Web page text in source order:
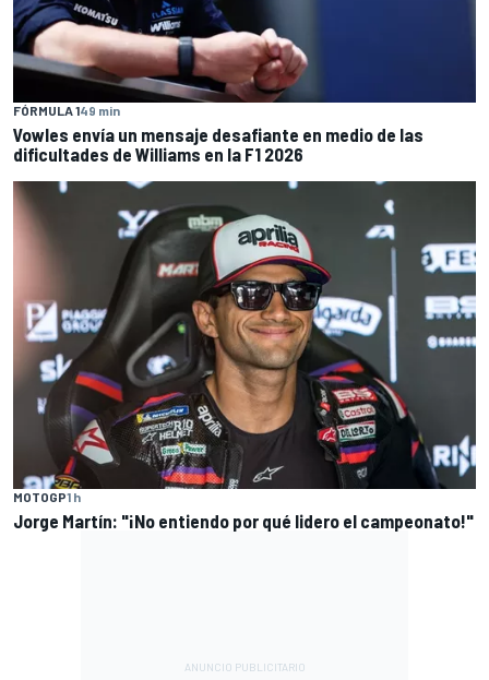
FÓRMULA 149 min
Vowles envía un mensaje desafiante en medio de las
dificultades de Williams en la F1 2026
MOTOGP1 h
Jorge Martín: "¡No entiendo por qué lidero el campeonato!"